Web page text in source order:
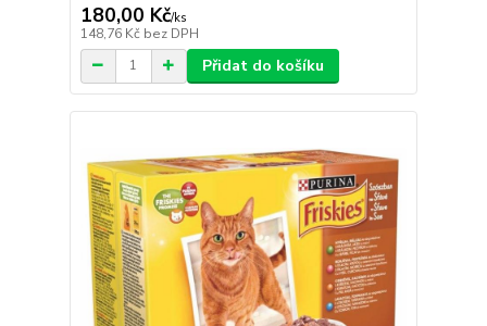
180,00 Kč/ks
148,76 Kč bez DPH
Přidat do košíku